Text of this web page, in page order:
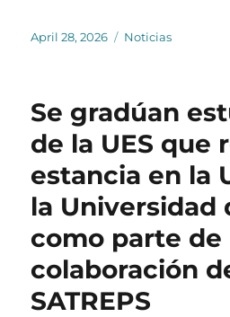
Posted
April 28, 2026 Categories
Noticias
Se gradúan
de la UES que
estancia en la
la Universidad
como parte de
colaboración
SATREPS